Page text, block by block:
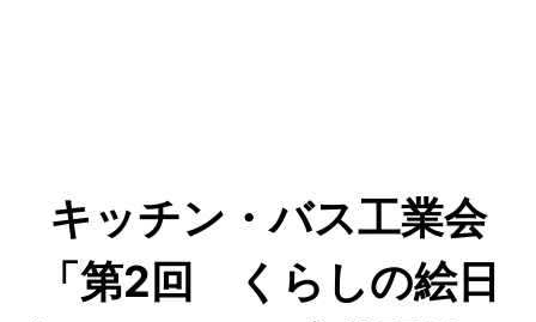
キッチン・バス工業会
「第2回 くらしの絵日